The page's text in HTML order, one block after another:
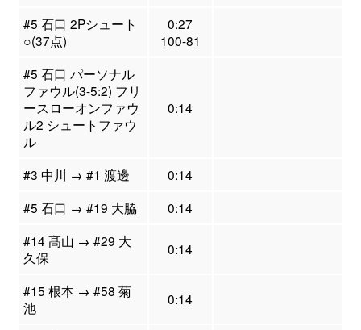
#5 石口 2Pシュート
○(37点)
0:27
100-81
#5 石口 パーソナル
ファウル(3-5:2) フリ
ースローオンファウ
ル2 シュートファウ
ル
0:14
#3 中川 → #1 渡邊
0:14
#5 石口 → #19 大脇
0:14
#14 髙山 → #29 大
久保
0:14
#15 根本 → #58 菊
池
0:14